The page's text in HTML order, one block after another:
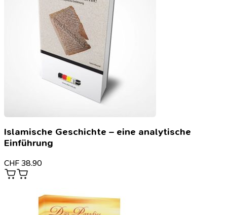
Islamische Geschichte – eine analytische
Einführung
CHF 38.90